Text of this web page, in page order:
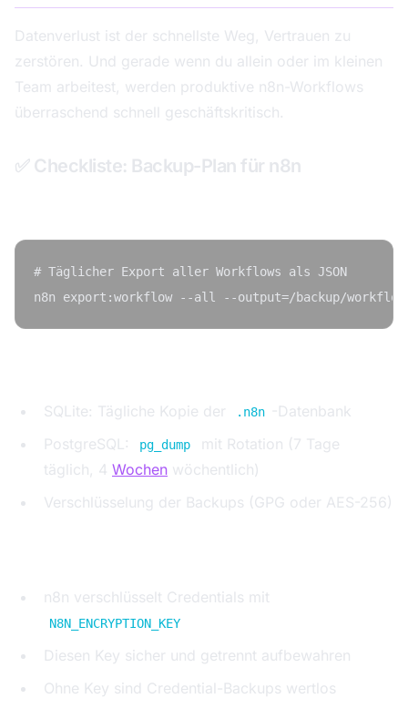
Datenverlust ist der schnellste Weg, Vertrauen zu
zerstören. Und gerade wenn du allein oder im kleinen
Team arbeitest, werden produktive n8n-Workflows
überraschend schnell geschäftskritisch.
✅ Checkliste: Backup-Plan für n8n
# Täglicher Export aller Workflows als JSON
SQLite: Tägliche Kopie der .n8n
-Datenbank
PostgreSQL:
pg_dump
mit Rotation (7 Tage
täglich, 4 Wochen wöchentlich)
Verschlüsselung der Backups (GPG oder AES-256)
n8n verschlüsselt Credentials mit
N8N_ENCRYPTION_KEY
Diesen Key sicher und getrennt aufbewahren
Ohne Key sind Credential-Backups wertlos